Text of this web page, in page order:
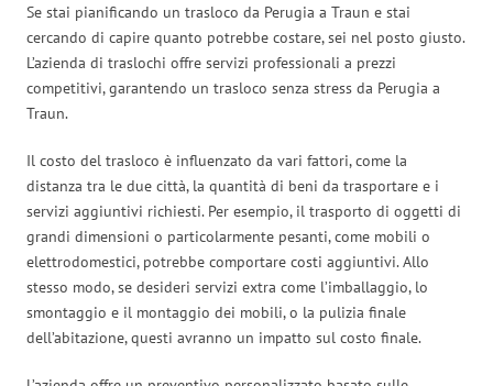
Se stai pianificando un trasloco da Perugia a Traun e stai
cercando di capire quanto potrebbe costare, sei nel posto giusto.
L’azienda di traslochi offre servizi professionali a prezzi
competitivi, garantendo un trasloco senza stress da Perugia a
Traun.
Il costo del trasloco è influenzato da vari fattori, come la
distanza tra le due città, la quantità di beni da trasportare e i
servizi aggiuntivi richiesti. Per esempio, il trasporto di oggetti di
grandi dimensioni o particolarmente pesanti, come mobili o
elettrodomestici, potrebbe comportare costi aggiuntivi. Allo
stesso modo, se desideri servizi extra come l’imballaggio, lo
smontaggio e il montaggio dei mobili, o la pulizia finale
dell’abitazione, questi avranno un impatto sul costo finale.